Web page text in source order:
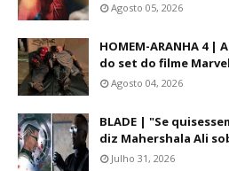
Agosto 05, 2026
HOMEM-ARANHA 4
do set do filme Marvel
Agosto 04, 2026
BLADE | "Se
diz Mahershala Ali
Julho 31, 2026